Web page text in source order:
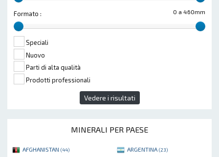
0 a 460mm
Formato :
Speciali
Nuovo
Parti di alta qualità
Prodotti professionali
Vedere i risultati
MINERALI PER PAESE
AFGHANISTAN (44) ARGENTINA (23)